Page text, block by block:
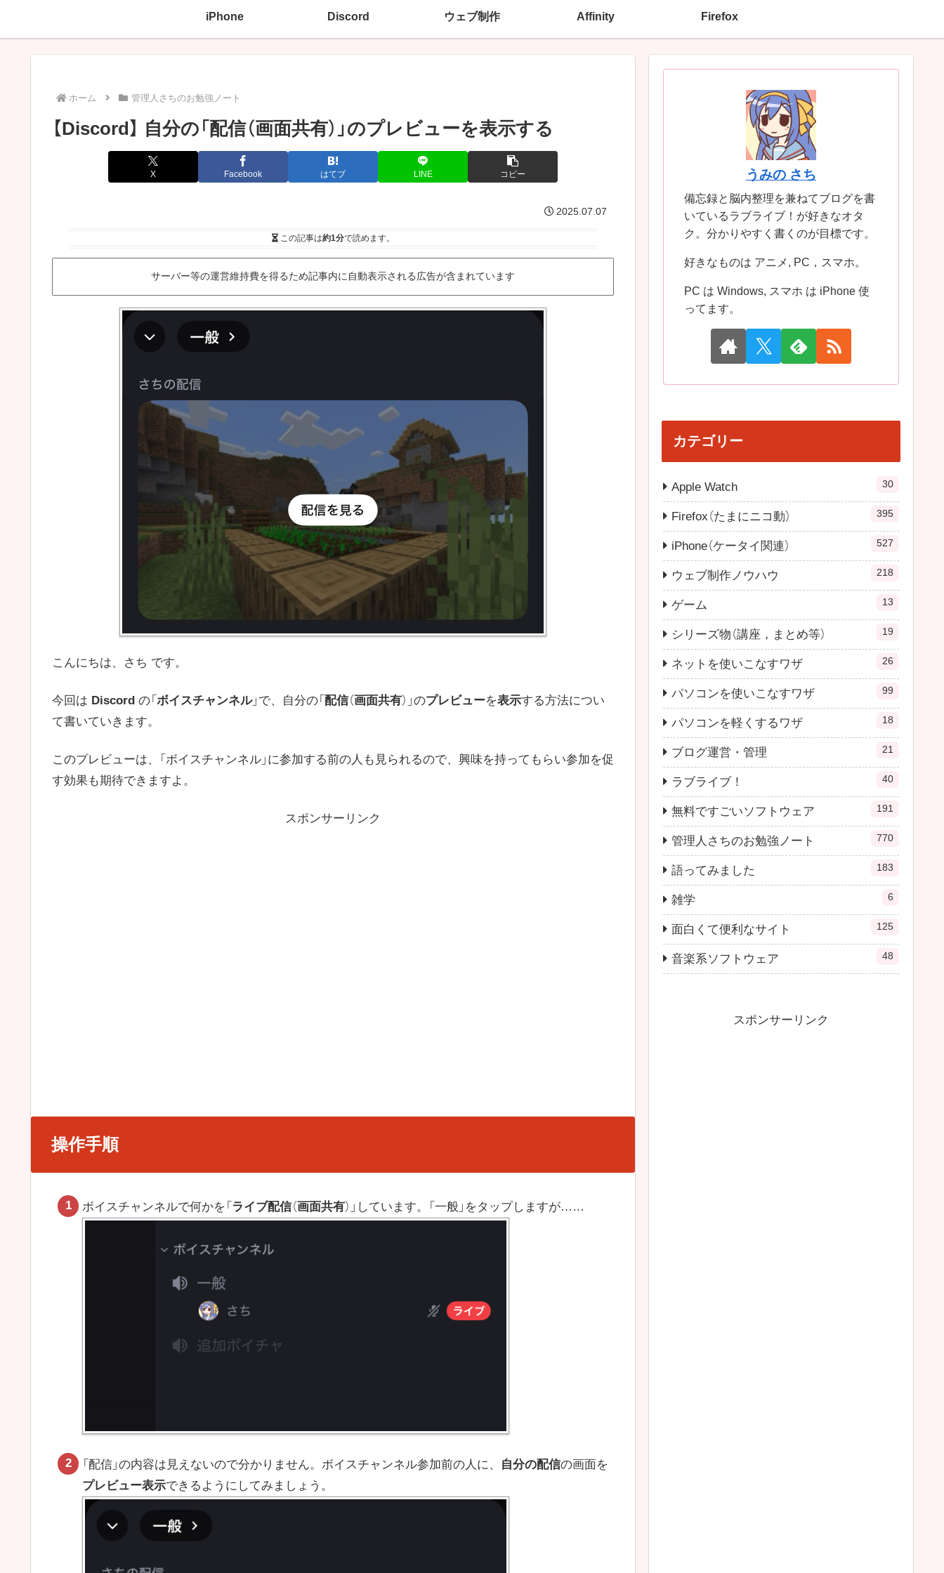
iPhone Discord ウェブ制作 Affinity Firefox
ホーム 管理人さちのお勉強ノート
【Discord】 自分の「配信（画面共有）」のプレビューを表示する
X Facebook はてブ LINE コピー
2025.07.07
この記事は約1分で読めます。
サーバー等の運営維持費を得るため記事内に自動表示される広告が含まれています
こんにちは、さち です。
今回は Discord の「 ボイスチャンネル」で、自分の「 配信（画面共有）」のプレビューを表示する方法につい
て書いていきます。
このプレビューは、「ボイスチャンネル」に参加する前の人も見られるので、興味を持ってもらい参加を促
す効果も期待できますよ。
スポンサーリンク
操作手順
ボイスチャンネルで何かを「 ライブ配信（画面共有）」しています。「一般」をタップしますが……
「配信」の内容は見えないので分かりません。ボイスチャンネル参加前の人に、 自分の配信の画面を
プレビュー表示できるようにしてみましょう。
うみの さち
備忘録と脳内整理を兼ねてブログを書
いているラブライブ！が好きなオタ
ク。分かりやすく書くのが目標です。
好きなものは アニメ, PC，スマホ。
PC は Windows, スマホ は iPhone 使
ってます。
カテゴリー
Apple Watch 30
Firefox（たまにニコ動） 395
iPhone（ケータイ関連） 527
ウェブ制作ノウハウ 218
ゲーム 13
シリーズ物（講座，まとめ等） 19
ネットを使いこなすワザ 26
パソコンを使いこなすワザ 99
パソコンを軽くするワザ 18
ブログ運営・管理 21
ラブライブ！ 40
無料ですごいソフトウェア 191
管理人さちのお勉強ノート 770
語ってみました 183
雑学 6
面白くて便利なサイト 125
音楽系ソフトウェア 48
スポンサーリンク